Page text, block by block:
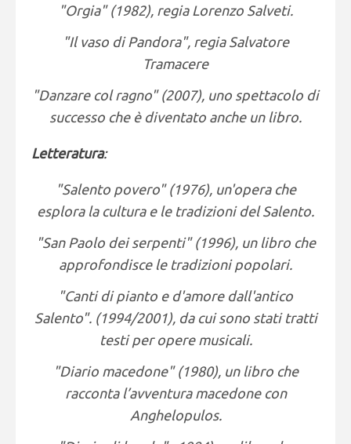
"Orgia" (1982), regia Lorenzo Salveti.
"Il vaso di Pandora", regia Salvatore
Tramacere
"Danzare col ragno" (2007), uno spettacolo di
successo che è diventato anche un libro.
Letteratura:
"Salento povero" (1976), un'opera che
esplora la cultura e le tradizioni del Salento.
"San Paolo dei serpenti" (1996), un libro che
approfondisce le tradizioni popolari.
"Canti di pianto e d'amore dall'antico
Salento". (1994/2001), da cui sono stati tratti
testi per opere musicali.
"Diario macedone" (1980), un libro che
racconta l’avventura macedone con
Anghelopulos.